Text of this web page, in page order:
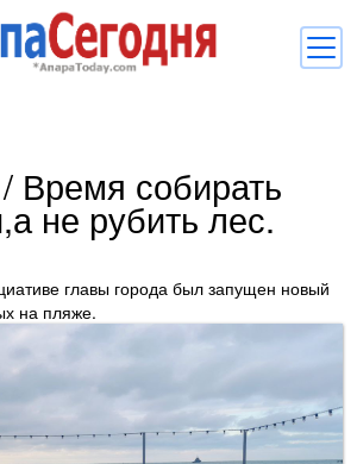
Комментарии
Об Анапе
Регистрация
Вход
/ Время собирать
не рубить лес.
главы города был запущен новый
на пляже.